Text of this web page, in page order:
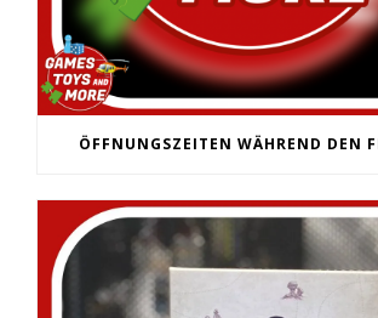
ÖFFNUNGSZEITEN WÄHREND DEN